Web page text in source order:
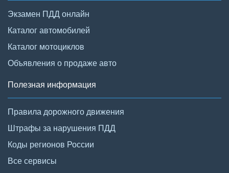
Экзамен ПДД онлайн
Каталог автомобилей
Каталог мотоциклов
Объявления о продаже авто
Полезная информация
Правила дорожного движения
Штрафы за нарушения ПДД
Коды регионов России
Все сервисы